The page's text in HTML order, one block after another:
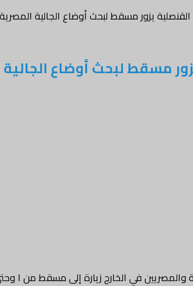
القنصلية يزور مسقط لبحث أوضاع الجالية
مسقط لبحث أوضاع